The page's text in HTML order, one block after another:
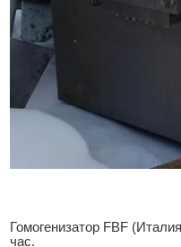
Гомогенизатор FBF
час.